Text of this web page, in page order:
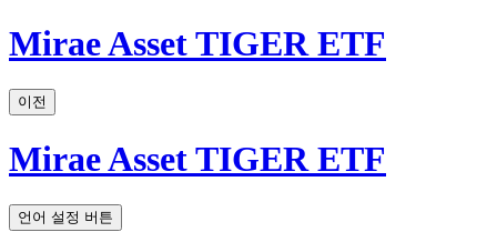
Mirae Asset TIGER ETF
이전
Mirae Asset TIGER ETF
언어 설정 버튼